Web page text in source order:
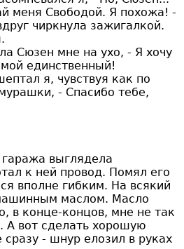
меня Свободой. Я похожа! -
чиркнула зажигалкой.
Сюзен мне на ухо, - Я хочу
единственный!
я, чувствуя как по
- Спасибо тебе,
выглядела
к ней провод. Помял его
вполне гибким. На всякий
маслом. Масло
в конце-концов, мне не так
А вот сделать хорошую
сразу - шнур елозил в руках